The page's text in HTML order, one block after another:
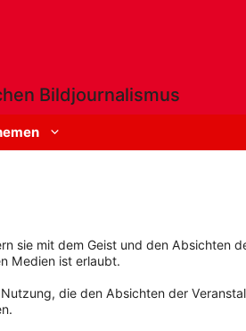
Bildjournalismus
sie mit dem Geist und den Absichten
Medien ist erlaubt.
die den Absichten der